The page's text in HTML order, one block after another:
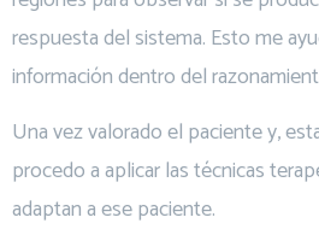
respuesta del sistema. Esto me
información dentro del
Una vez valorado el paciente y,
procedo a aplicar las técnicas
adaptan a ese paciente.